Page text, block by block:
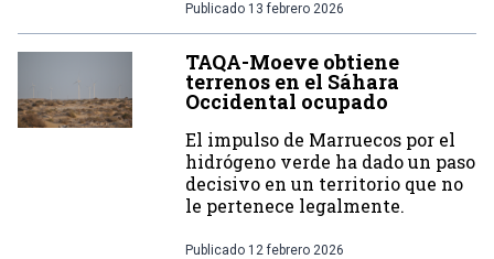
Publicado 13 febrero 2026
TAQA-Moeve obtiene
terrenos en el Sáhara
Occidental ocupado
El impulso de Marruecos por el
hidrógeno verde ha dado un paso
decisivo en un territorio que no
le pertenece legalmente.
Publicado 12 febrero 2026